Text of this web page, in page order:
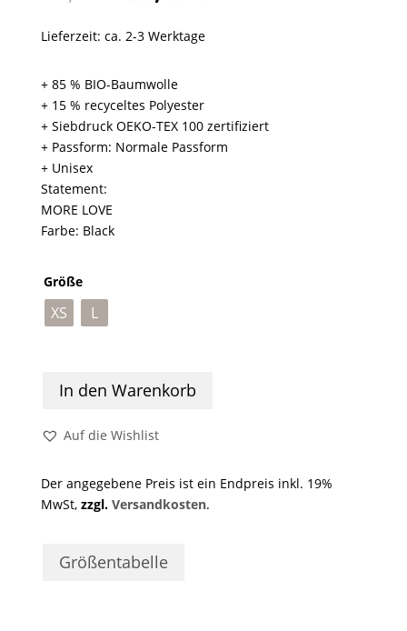
Preis
war:
45,00 €
Preis
Lieferzeit: ca. 2-3 Werktage
+ 85 % BIO-Baumwolle
+ 15 % recyceltes Polyester
+ Siebdruck OEKO-TEX 100 zertifiziert
+ Passform: Normale Passform
+ Unisex
Statement:
MORE LOVE
Farbe: Black
Größe
XS L
In den Warenkorb
Auf die Wishlist
Der angegebene Preis ist ein Endpreis inkl. 19%
MwSt, zzgl. Versandkosten.
Größentabelle